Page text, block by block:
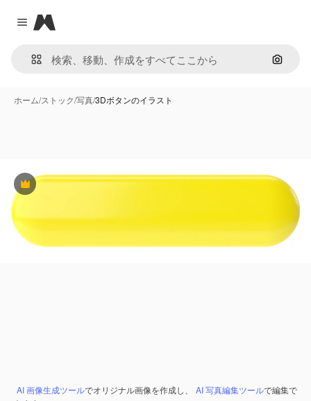
Close menu
Magnific
画像で
ホーム/ストック/写真/3Dボタンのイラスト
Premium
AI 画像生成ツールでオリジナル画像を作成し、 AI 写真編集ツールで編集で